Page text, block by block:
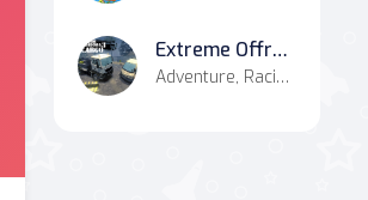
Extreme Offroad Cars 3: Cargo
Adventure, Racing & Driving